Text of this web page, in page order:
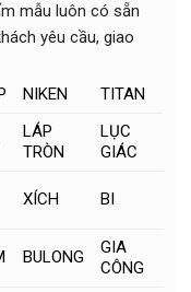
mẫu luôn có sẵn
yêu cầu, giao
NIKEN TITAN
LÁP
TRÒN
LỤC
GIÁC
XÍCH BI
BULONG
GIA
CÔNG